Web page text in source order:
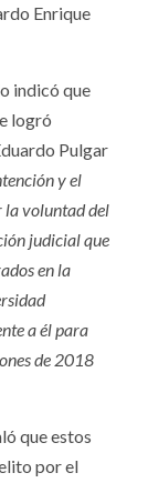
Enrique
indicó que
logró
Pulgar
y el
la voluntad del
judicial que
en la
a él para
de 2018
que estos
por el